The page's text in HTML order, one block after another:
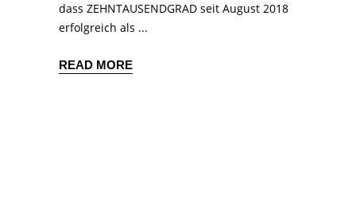
dass ZEHNTAUSENDGRAD seit August 2018
erfolgreich als
READ MORE